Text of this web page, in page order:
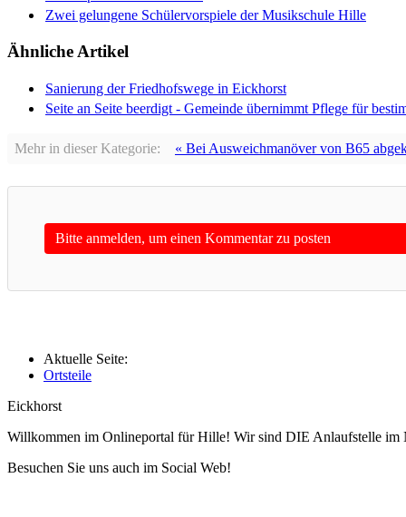
Zwei gelungene Schülervorspiele der Musikschule Hille
Ähnliche Artikel
Sanierung der Friedhofswege in Eickhorst
Seite an Seite beerdigt - Gemeinde übernimmt Pflege für
Mehr in dieser Kategorie: « Bei Ausweichmanöver von B65
Bitte anmelden, um einen Kommentar zu posten
Aktuelle Seite:
Ortsteile
Eickhorst
Willkommen im Onlineportal für Hille! Wir sind DIE Anlaufstelle im
Besuchen Sie uns auch im Social Web!